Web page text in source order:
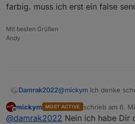
farbig. muss ich erst ein false
Mit besten Grüßen
Andy
Damrak2022@mickym Ich denke
zu testen
Offline
mickym MOST ACTIVE schrieb am 6.
zuletzt editiert
@damrak2022 Nein ich habe Dir